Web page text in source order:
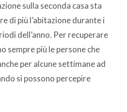
sulla seconda casa sta
di più l’abitazione durante i
dell’anno. Per recuperare
sempre più le persone che
per alcune settimane ad
si possono percepire